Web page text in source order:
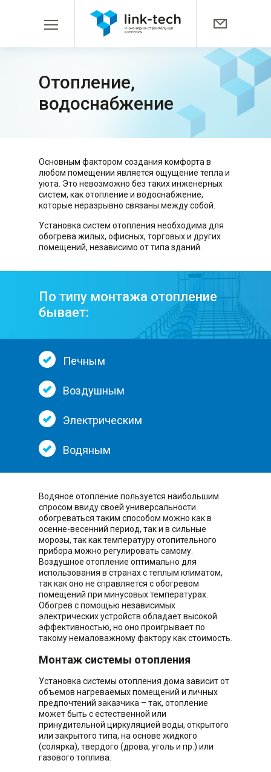
Отопление,
водоснабжение
Основным фактором создания комфорта в
любом помещении является ощущение тепла и
уюта. Это невозможно без таких инженерных
систем, как отопление и водоснабжение,
которые неразрывно связаны между собой.
Установка систем отопления необходима для
обогрева жилых, офисных, торговых и других
помещений, независимо от типа зданий.
По типу монтажа отопление
бывает:
Печным
Воздушным
Электрическим
Водяным
Водяное отопление пользуется наибольшим
спросом ввиду своей универсальности
обогреваться таким способом можно как в
осенне-весенний период, так и в сильные
морозы, так как температуру отопительного
прибора можно регулировать самому.
Воздушное отопление оптимально для
использования в странах с теплым климатом,
так как оно не справляется с обогревом
помещений при минусовых температурах.
Обогрев с помощью независимых
электрических устройств обладает высокой
эффективностью, но оно проигрывает по
такому немаловажному фактору как стоимость.
Монтаж системы отопления
Установка системы отопления дома зависит от
объемов нагреваемых помещений и личных
предпочтений заказчика – так, отопление
может быть с естественной или
принудительной циркуляцией воды, открытого
или закрытого типа, на основе жидкого
(солярка), твердого (дрова, уголь и пр.) или
газового топлива.